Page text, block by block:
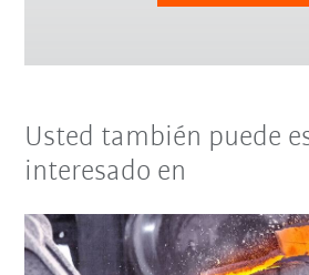
Usted también puede
interesado en